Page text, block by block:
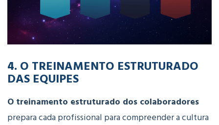
4. O TREINAMENTO ESTRUTURADO
DAS EQUIPES
O treinamento estruturado dos colaboradores
preparacadaprofissional paracompreenderacultura